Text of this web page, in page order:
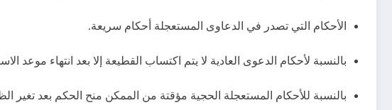
الأحكام التي تصدر في الدعاوى المستعجلة أحكام سريعة.
بالنسبة لأحكام الدعوى العادية لا يتم اكتساب القطيعة إلا بعد انتهاء موعد
بالنسبة للأحكام المستعجلة الحجية مؤقتة من الممكن منح الحكم بعد تغير